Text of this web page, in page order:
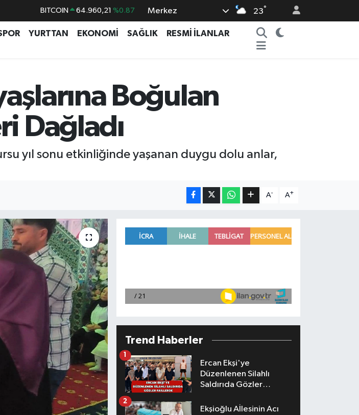
BITCOIN 64.960,21 %0.87
DOLAR 47,7436 %0.18
GRAM ALTIN %2.59
13.779 %-14
Merkez 23°
YURTTAN EKONOMİ SAĞLIK
RESMİ İLANLAR
Boğulan
Dağladı
yıl sonu etkinliğinde yaşanan duygu dolu anlar,
A- A+
Trend Haberler
Ercan Ekşi'ye
Düzenlenen Silahlı
Saldırıda Gözler
1
Ekşioğlu Aİlesinin Acı
2